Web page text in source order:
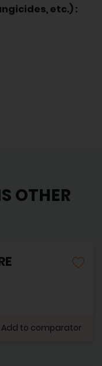
etc.) :
OTHER
Add to comparator